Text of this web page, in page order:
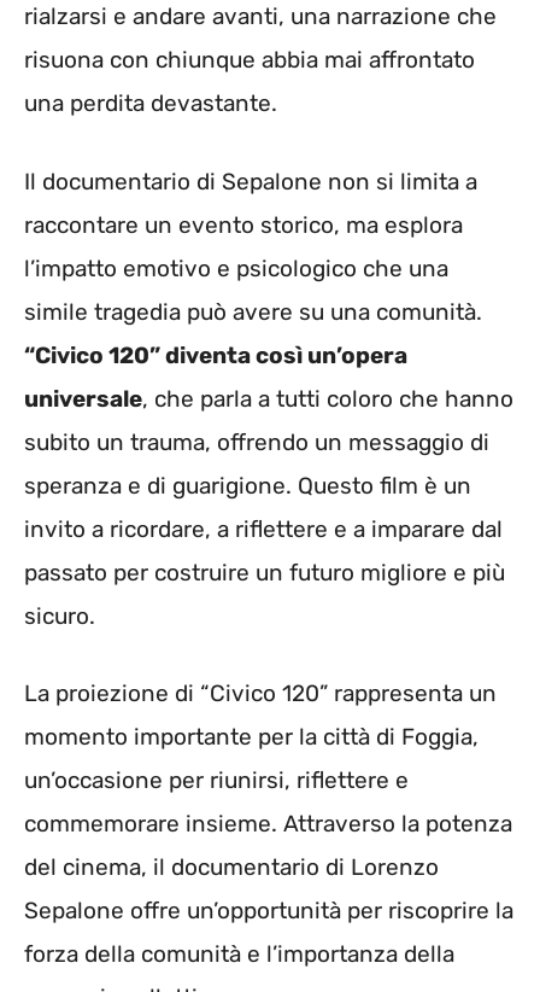
rialzarsi e andare avanti, una narrazione che
risuona con chiunque abbia mai affrontato
una perdita devastante.
Il documentario di Sepalone non si limita a
raccontare un evento storico, ma esplora
l’impatto emotivo e psicologico che una
simile tragedia può avere su una comunità.
“Civico 120” diventa così un’opera
universale, che parla a tutti coloro che hanno
subito un trauma, offrendo un messaggio di
speranza e di guarigione. Questo film è un
invito a ricordare, a riflettere e a imparare dal
passato per costruire un futuro migliore e più
sicuro.
La proiezione di “Civico 120” rappresenta un
momento importante per la città di Foggia,
un’occasione per riunirsi, riflettere e
commemorare insieme. Attraverso la potenza
del cinema, il documentario di Lorenzo
Sepalone offre un’opportunità per riscoprire la
forza della comunità e l’importanza della